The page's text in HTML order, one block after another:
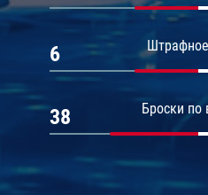
6
Броски по
38